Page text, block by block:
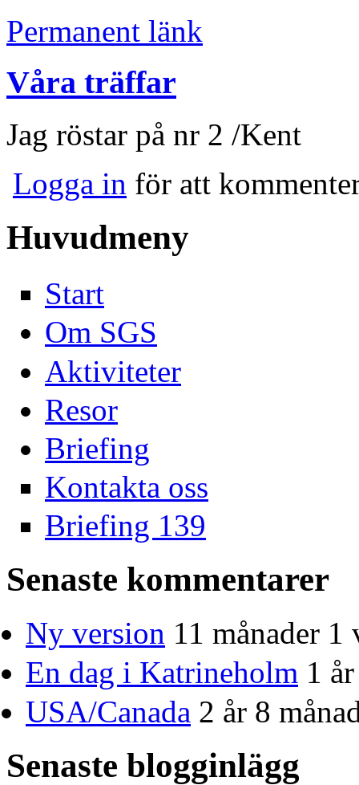
Permanent länk
Våra träffar
Jag röstar på nr 2 /Kent
Logga in för att
Huvudmeny
Start
Om SGS
Aktiviteter
Resor
Briefing
Kontakta oss
Briefing 139
Senaste kommentarer
Ny version 11 månader 1
En dag i Katrineholm 1
USA/Canada 2 år 8
Senaste blogginlägg